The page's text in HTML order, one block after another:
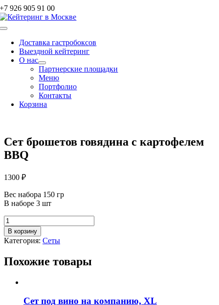
Skip
to
content
+7 926 905 91 00
Toggle
NavigationДоставка гастробоксов
Выездной кейтеринг
О нас
Партнерские площадки
Меню
Портфолио
Контакты
Корзина
Сет брошетов говядина с картофелем
BBQ
1300 ₽
Вес набора 150 гр
В наборе 3 шт
Количество
товара
Сет
брошетов
с
BBQ
В корзину
Категория: Сеты
Похожие товары
Сет под вино на компанию, XL